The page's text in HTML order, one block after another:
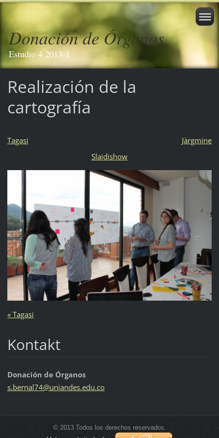
Donación de Órganos
Estudio 4 2013-1
Realización de la
cartografía
Tagasi
Järgmine
Slaidishow
« Tagasi
Kontakt
Donación de Órganos
s.bernal74@uniandes.edu.co
© 2013 Todos los derechos reservados.